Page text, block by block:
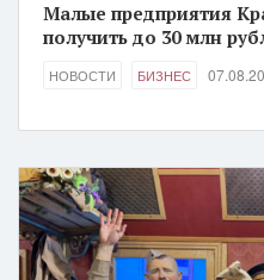
Малые предприятия
получить до 30 млн
НОВОСТИ БИЗНЕС